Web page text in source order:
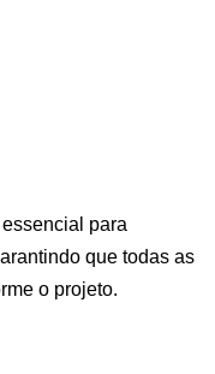
para
que todas as
o projeto.